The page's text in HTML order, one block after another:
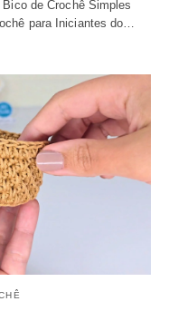
de Crochê Simples
para Iniciantes do…